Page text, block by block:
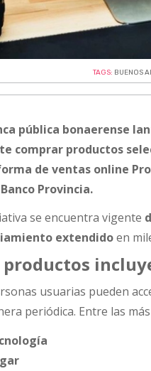
TAGS: BUENOS
pública bonaerense
comprar productos
de ventas online
Banco Provincia.
se encuentra vigente
extendidoen
productos
usuarias pueden
periódica. Entre las